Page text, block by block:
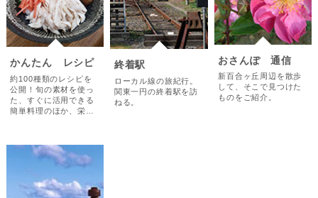
かんたん レシピ
約100種類のレシピを
公開！旬の素材を使っ
た、すぐに活用できる
簡単料理のほか、栄…
終着駅
ローカル線の旅紀行。
関東一円の終着駅を訪
ねる。
おさんぽ 通信
新百合ヶ丘周辺を散歩
して、そこで見つけた
ものをご紹介。